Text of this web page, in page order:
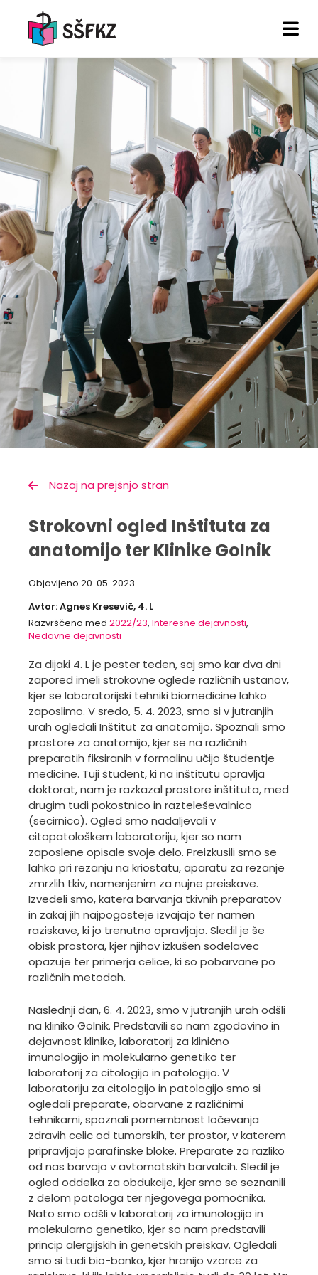
Nazaj na prejšnjo stran
Strokovni ogled Inštituta za
anatomijo ter Klinike Golnik
Objavljeno 20. 05. 2023
Avtor: Agnes Kresevič, 4. L
Razvrščeno med 2022/23, Interesne dejavnosti,
Nedavne dejavnosti
Za dijaki 4. L je pester teden, saj smo kar dva dni
zapored imeli strokovne oglede različnih ustanov,
kjer se laboratorijski tehniki biomedicine lahko
zaposlimo. V sredo, 5. 4. 2023, smo si v jutranjih
urah ogledali Inštitut za anatomijo. Spoznali smo
prostore za anatomijo, kjer se na različnih
preparatih fiksiranih v formalinu učijo študentje
medicine. Tuji študent, ki na inštitutu opravlja
doktorat, nam je razkazal prostore inštituta, med
drugim tudi pokostnico in razteleševalnico
(secirnico). Ogled smo nadaljevali v
citopatološkem laboratoriju, kjer so nam
zaposlene opisale svoje delo. Preizkusili smo se
lahko pri rezanju na kriostatu, aparatu za rezanje
zmrzlih tkiv, namenjenim za nujne preiskave.
Izvedeli smo, katera barvanja tkivnih preparatov
in zakaj jih najpogosteje izvajajo ter namen
raziskave, ki jo trenutno opravljajo. Sledil je še
obisk prostora, kjer njihov izkušen sodelavec
opazuje ter primerja celice, ki so pobarvane po
različnih metodah.
Naslednji dan, 6. 4. 2023, smo v jutranjih urah odšli
na kliniko Golnik. Predstavili so nam zgodovino in
dejavnost klinike, laboratorij za klinično
imunologijo in molekularno genetiko ter
laboratorij za citologijo in patologijo. V
laboratoriju za citologijo in patologijo smo si
ogledali preparate, obarvane z različnimi
tehnikami, spoznali pomembnost ločevanja
zdravih celic od tumorskih, ter prostor, v katerem
pripravljajo parafinske bloke. Preparate za razliko
od nas barvajo v avtomatskih barvalcih. Sledil je
ogled oddelka za obdukcije, kjer smo se seznanili
z delom patologa ter njegovega pomočnika.
Nato smo odšli v laboratorij za imunologijo in
molekularno genetiko, kjer so nam predstavili
princip alergijskih in genetskih preiskav. Ogledali
smo si tudi bio-banko, kjer hranijo vzorce za